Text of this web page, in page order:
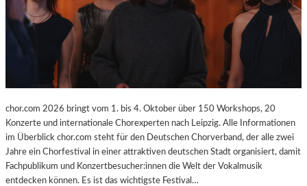
chor.com 2026 bringt vom 1. bis 4. Oktober über 150 Workshops, 20
Konzerte und internationale Chorexperten nach Leipzig. Alle Informationen
im Überblick chor.com steht für den Deutschen Chorverband, der alle zwei
Jahre ein Chorfestival in einer attraktiven deutschen Stadt organisiert, damit
Fachpublikum und Konzertbesucher:innen die Welt der Vokalmusik
entdecken können. Es ist das wichtigste Festival…